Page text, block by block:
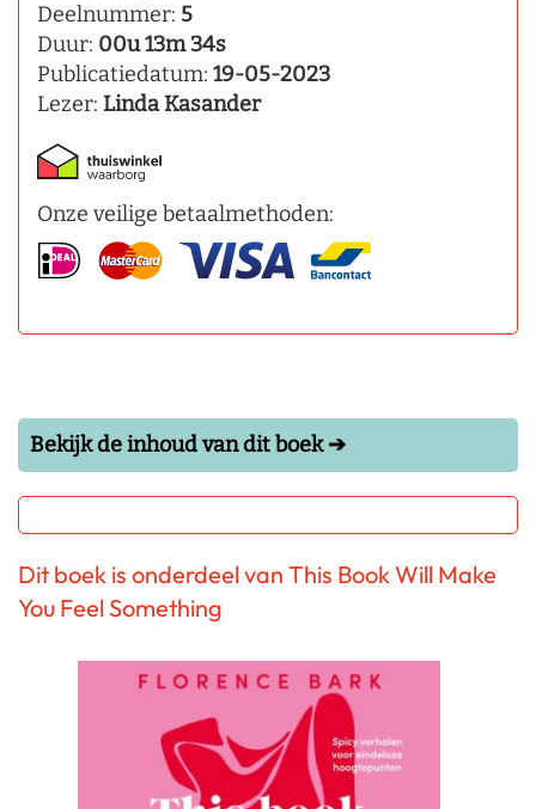
Deelnummer: 5
Duur: 00u 13m 34s
Publicatiedatum: 19-05-2023
Lezer: Linda Kasander
Onze veilige betaalmethoden:
Bekijk de inhoud van dit boek ➔
Dit boek is onderdeel van This Book Will Make
You Feel Something